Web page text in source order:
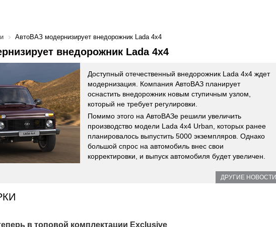
АвтоВАЗ модернизирует внедорожник Lada 4x4
внедорожник Lada 4x4
Доступный отечественный внедорожник Lada 4x4 ждет
модернизация. Компания АвтоВАЗ планирует
оснастить внедорожник новым ступичным узлом,
который не требует регулировки.
Помимо этого на АвтоВАЗе решили увеличить
производство модели Lada 4x4 Urban, которых ранее
планировалось выпустить 5000 экземпляров. Однако
большой спрос на автомобиль внес свои
корректировки, и выпуск автомобиля будет увеличен.
ДРУГИЕ НОВОСТИ
в топовой комплектации Exclusive